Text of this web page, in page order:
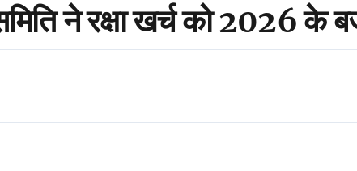
ने रक्षा खर्च को 2026 के